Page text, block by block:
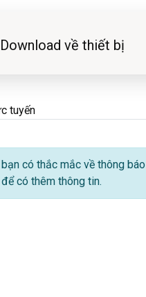
Download về thiết bị
tuyến
bạn có thắc mắc về thông báo
để có thêm thông tin.